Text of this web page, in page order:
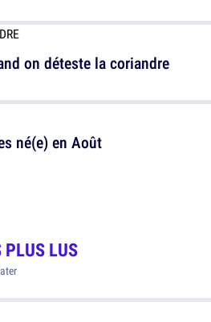
on déteste la coriandre
né(e) en Août
PLUS LUS